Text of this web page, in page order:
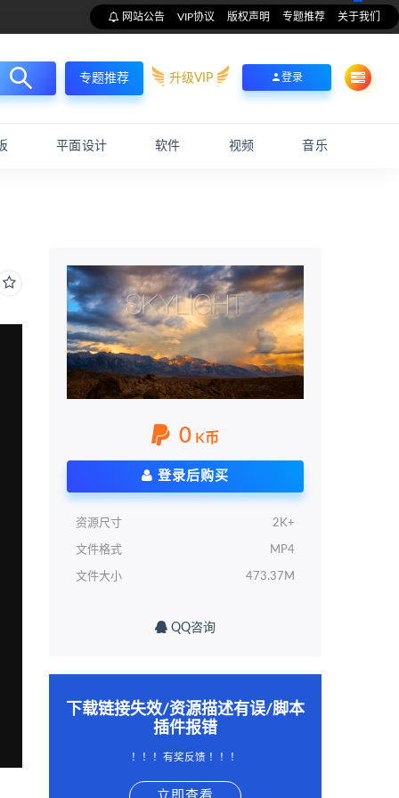
网站公告 VIP协议 版权声明 专题推荐 关于我们
专题推荐 升级VIP 登录
平面设计 软件 视频 音乐
0 K币
登录后购买
资源尺寸 2K+
文件格式 MP4
文件大小 473.37M
QQ咨询
下载链接失效/资源描述有误/脚本
插件报错
！！！有奖反馈 ！！！